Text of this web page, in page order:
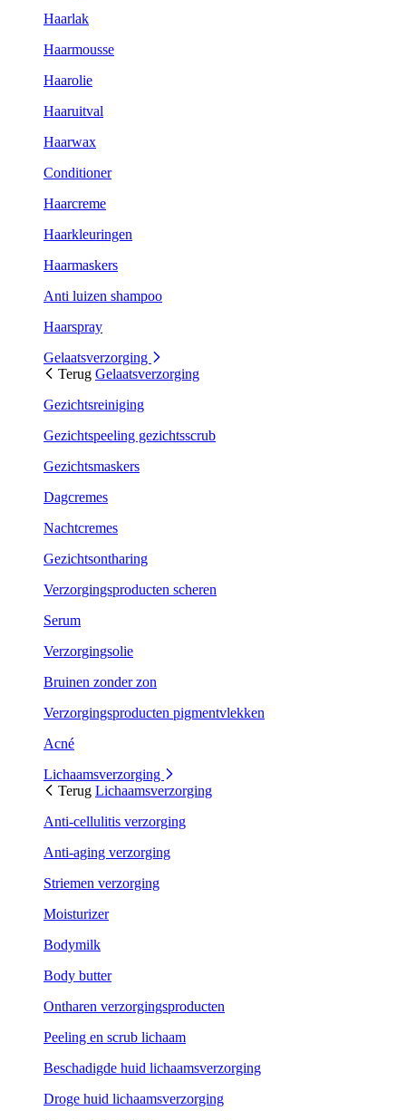
Haarlak
Haarmousse
Haarolie
Haaruitval
Haarwax
Conditioner
Haarcreme
Haarkleuringen
Haarmaskers
Anti luizen shampoo
Haarspray
Gelaatsverzorging
Terug Gelaatsverzorging
Gezichtsreiniging
Gezichtspeeling gezichtsscrub
Gezichtsmaskers
Dagcremes
Nachtcremes
Gezichtsontharing
Verzorgingsproducten scheren
Serum
Verzorgingsolie
Bruinen zonder zon
Verzorgingsproducten pigmentvlekken
Acné
Lichaamsverzorging
Terug Lichaamsverzorging
Anti-cellulitis verzorging
Anti-aging verzorging
Striemen verzorging
Moisturizer
Bodymilk
Body butter
Ontharen verzorgingsproducten
Peeling en scrub lichaam
Beschadigde huid lichaamsverzorging
Droge huid lichaamsverzorging